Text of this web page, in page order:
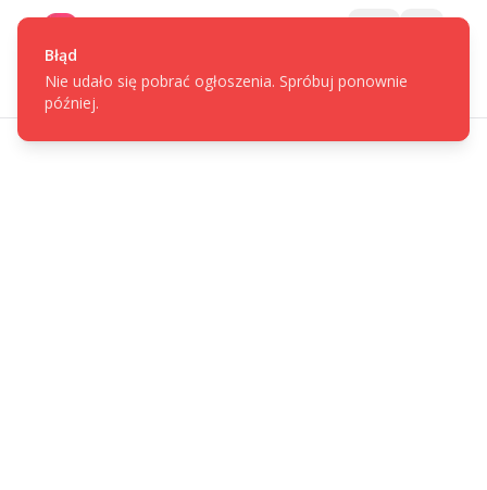
Błąd
Nie udało się pobrać ogłoszenia. Spróbuj ponownie
później.